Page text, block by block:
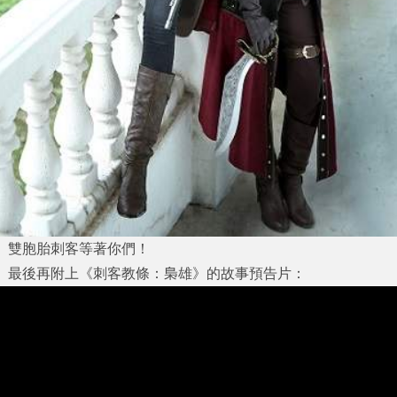
雙胞胎刺客等著你們！
最後再附上《刺客教條：梟雄》的故事預告片：